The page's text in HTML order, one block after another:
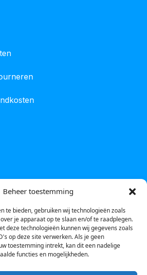
Beheer toestemming
te bieden, gebruiken wij technologieën zoals
je apparaat op te slaan en/of te raadplegen.
deze technologieën kunnen wij gegevens zoals
op deze site verwerken. Als je geen
toestemming intrekt, kan dit een nadelige
functies en mogelijkheden.